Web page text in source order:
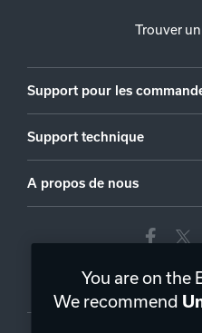
Trouver
Support pour les
Support technique
A propos de nous
You are on the
We recommend